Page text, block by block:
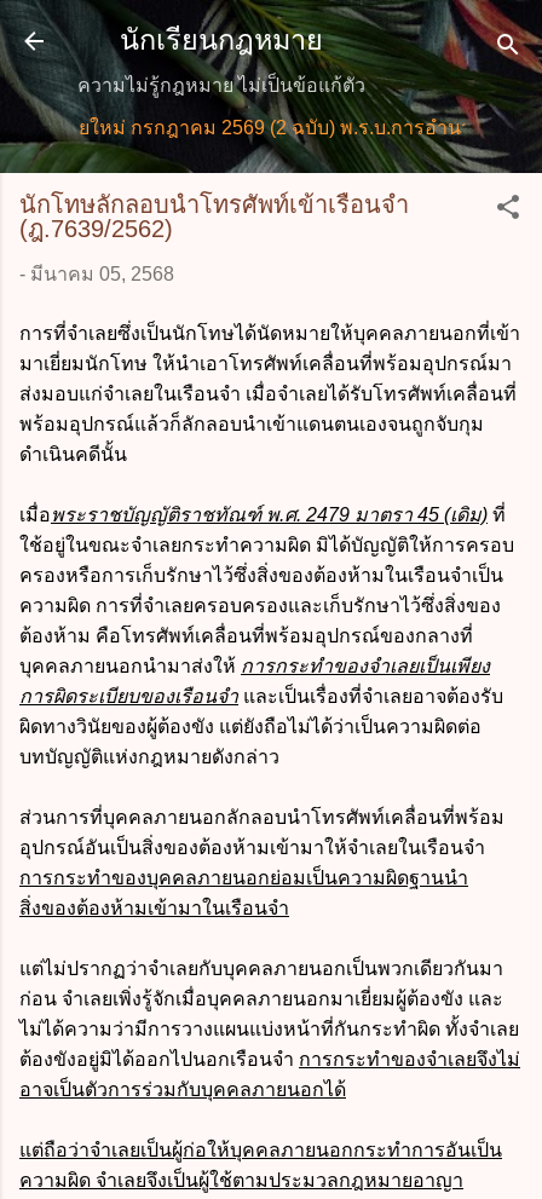
ข้ามไปที่เนื้อหาหลัก
นักเรียนกฎหมาย
ความไม่รู้กฎหมาย ไม่เป็นข้อแก้ตัว
มายใหม่ กรกฎาคม 2569 (2 ฉบับ) พ.ร.บ.การอำนวยการควา
นักโทษลักลอบนำโทรศัพท์เข้าเรือนจำ
(ฎ.7639/2562)
- มีนาคม 05, 2568
การที่จำเลยซึ่งเป็นนักโทษได้นัดหมายให้บุคคลภายนอกที่เข้า
มาเยี่ยมนักโทษ ให้นำเอาโทรศัพท์เคลื่อนที่พร้อมอุปกรณ์มา
ส่งมอบแก่จำเลยในเรือนจำ เมื่อจำเลยได้รับโทรศัพท์เคลื่อนที่
พร้อมอุปกรณ์แล้วก็ลักลอบนำเข้าแดนตนเองจนถูกจับกุม
ดำเนินคดีนั้น
เมื่อพระราชบัญญัติราชทัณฑ์ พ.ศ. 2479 มาตรา 45 (เดิม) ที่
ใช้อยู่ในขณะจำเลยกระทำความผิด มิได้บัญญัติให้การครอบ
ครองหรือการเก็บรักษาไว้ซึ่งสิ่งของต้องห้ามในเรือนจำเป็น
ความผิด การที่จำเลยครอบครองและเก็บรักษาไว้ซึ่งสิ่งของ
ต้องห้าม คือโทรศัพท์เคลื่อนที่พร้อมอุปกรณ์ของกลางที่
บุคคลภายนอกนำมาส่งให้ การกระทำของจำเลยเป็นเพียง
การผิดระเบียบของเรือนจำ และเป็นเรื่องที่จำเลยอาจต้องรับ
ผิดทางวินัยของผู้ต้องขัง แต่ยังถือไม่ได้ว่าเป็นความผิดต่อ
บทบัญญัติแห่งกฎหมายดังกล่าว
ส่วนการที่บุคคลภายนอกลักลอบนำโทรศัพท์เคลื่อนที่พร้อม
อุปกรณ์อันเป็นสิ่งของต้องห้ามเข้ามาให้จำเลยในเรือนจำ
การกระทำของบุคคลภายนอกย่อมเป็นความผิดฐานนำ
สิ่งของต้องห้ามเข้ามาในเรือนจำ
แต่ไม่ปรากฏว่าจำเลยกับบุคคลภายนอกเป็นพวกเดียวกันมา
ก่อน จำเลยเพิ่งรู้จักเมื่อบุคคลภายนอกมาเยี่ยมผู้ต้องขัง และ
ไม่ได้ความว่ามีการวางแผนแบ่งหน้าที่กันกระทำผิด ทั้งจำเลย
ต้องขังอยู่มิได้ออกไปนอกเรือนจำ การกระทำของจำเลยจึงไม่
อาจเป็นตัวการร่วมกับบุคคลภายนอกได้
แต่ถือว่าจำเลยเป็นผู้ก่อให้บุคคลภายนอกกระทำการอันเป็น
ความผิด จำเลยจึงเป็นผู้ใช้ตามประมวลกฎหมายอาญา